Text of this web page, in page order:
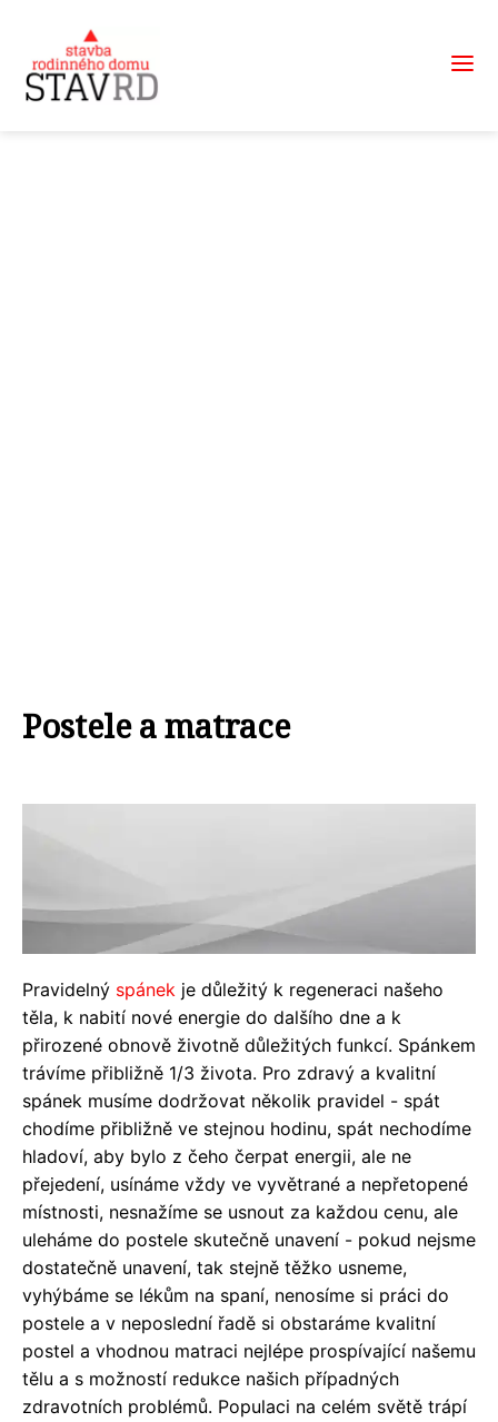
Postele a matrace
Pravidelný spánek je důležitý k regeneraci našeho
těla, k nabití nové energie do dalšího dne a k
přirozené obnově životně důležitých funkcí. Spánkem
trávíme přibližně 1/3 života. Pro zdravý a kvalitní
spánek musíme dodržovat několik pravidel - spát
chodíme přibližně ve stejnou hodinu, spát nechodíme
hladoví, aby bylo z čeho čerpat energii, ale ne
přejedení, usínáme vždy ve vyvětrané a nepřetopené
místnosti, nesnažíme se usnout za každou cenu, ale
uleháme do postele skutečně unavení - pokud nejsme
dostatečně unavení, tak stejně těžko usneme,
vyhýbáme se lékům na spaní, nenosíme si práci do
postele a v neposlední řadě si obstaráme kvalitní
postel a vhodnou matraci nejlépe prospívající našemu
tělu a s možností redukce našich případných
zdravotních problémů. Populaci na celém světě trápí